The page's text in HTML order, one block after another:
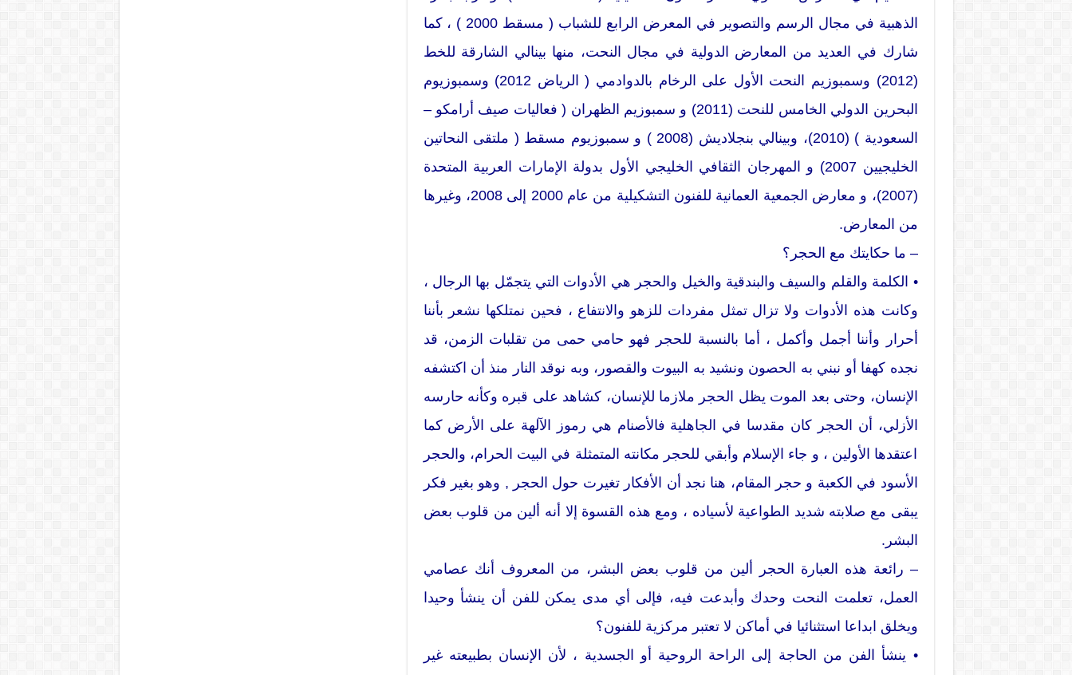
الذهبية في مجال الرسم والتصوير في المعرض الرابع للشباب ( مسقط 2000 ) ، كما
شارك في العديد من المعارض الدولية في مجال النحت، منها بينالي الشارقة للخط
(2012) وسمبوزيم النحت الأول على الرخام بالدوادمي ( الرياض 2012) وسمبوزيوم
البحرين الدولي الخامس للنحت (2011) و سمبوزيم الظهران ( فعاليات صيف أرامكو –
السعودية ) (2010)، وبينالي بنجلاديش (2008 ) و سمبوزيوم مسقط ( ملتقى النحاتين
الخليجيين 2007) و المهرجان الثقافي الخليجي الأول بدولة الإمارات العربية المتحدة
(2007)، و معارض الجمعية العمانية للفنون التشكيلية من عام 2000 إلى 2008، وغيرها
من المعارض.
– ما حكايتك مع الحجر؟
• الكلمة والقلم والسيف والبندقية والخيل والحجر هي الأدوات التي يتجمّل بها الرجال ،
وكانت هذه الأدوات ولا تزال تمثل مفردات للزهو والانتفاع ، فحين نمتلكها نشعر بأننا
أحرار وأننا أجمل وأكمل ، أما بالنسبة للحجر فهو حامي حمى من تقلبات الزمن، قد
نجده كهفا أو نبني به الحصون ونشيد به البيوت والقصور، وبه نوقد النار منذ أن اكتشفه
الإنسان، وحتى بعد الموت يظل الحجر ملازما للإنسان، كشاهد على قبره وكأنه حارسه
الأزلي، أن الحجر كان مقدسا في الجاهلية فالأصنام هي رموز الآلهة على الأرض كما
اعتقدها الأولين ، و جاء الإسلام وأبقي للحجر مكانته المتمثلة في البيت الحرام، والحجر
الأسود في الكعبة و حجر المقام، هنا نجد أن الأفكار تغيرت حول الحجر , وهو بغير فكر
يبقى مع صلابته شديد الطواعية لأسياده ، ومع هذه القسوة إلا أنه ألين من قلوب بعض
البشر.
– رائعة هذه العبارة الحجر ألين من قلوب بعض البشر، من المعروف أنك عصامي
العمل، تعلمت النحت وحدك وأبدعت فيه، فإلى أي مدى يمكن للفن أن ينشأ وحيدا
ويخلق ابداعا استثنائيا في أماكن لا تعتبر مركزية للفنون؟
• ينشأ الفن من الحاجة إلى الراحة الروحية أو الجسدية ، لأن الإنسان بطبيعته غير